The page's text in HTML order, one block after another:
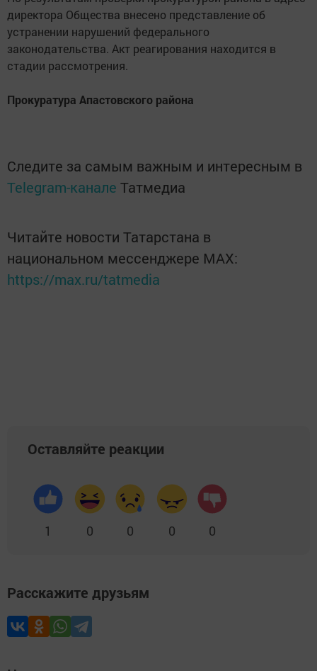
директора Общества внесено представление об
устранении нарушений федерального
законодательства. Акт реагирования находится в
стадии рассмотрения.
Прокуратура Апастовского района
Следите за самым важным и интересным в
Telegram-канале Татмедиа
Читайте новости Татарстана в
национальном мессенджере MАХ:
https://max.ru/tatmedia
Оставляйте реакции
1 0 0 0 0
Расскажите друзьям